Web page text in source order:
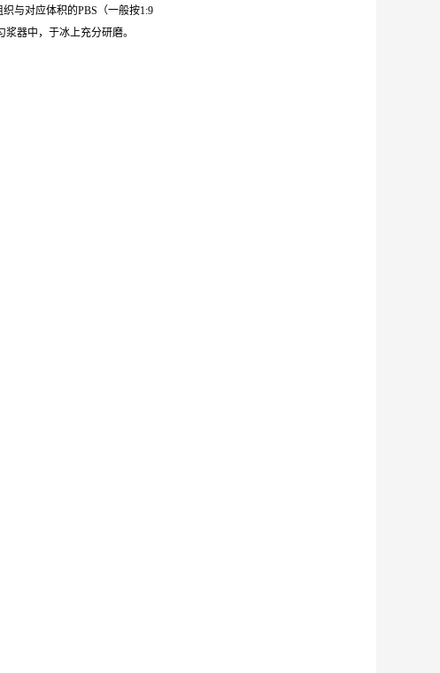
与对应体积的PBS（一般按1:9
器中，于冰上充分研磨。